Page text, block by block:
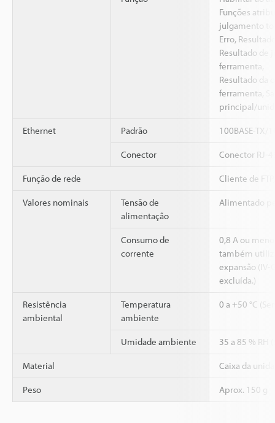
Funções
julgamento
Erro,
Resultado de
ferramenta,
Resultado da
ferramenta,
principal/
Ethernet Padrão 100BASE-TX/
Conector Conector RJ-
Função de rede Cliente de
Valores nominais
Tensão de
alimentação
Alimentado
Consumo de
corrente
0,8 A ou
também
expansão (IV-
excluída.)
Resistência
ambiental
Temperatura
ambiente
0 a +50 °C
Umidade ambiente 35 a 85 % RH
Material Caixa da
Peso Aprox. 150 g